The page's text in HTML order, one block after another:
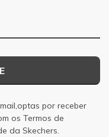
por receber
os Termos de
da Skechers.